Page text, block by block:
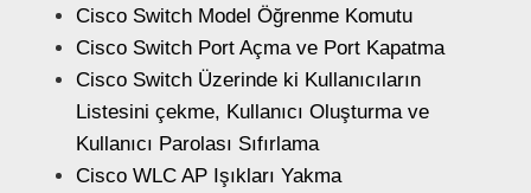
Cisco Switch Model Öğrenme Komutu
Cisco Switch Port Açma ve Port Kapatma
Cisco Switch Üzerinde ki Kullanıcıların
Listesini çekme, Kullanıcı Oluşturma ve
Kullanıcı Parolası Sıfırlama
Cisco WLC AP Işıkları Yakma